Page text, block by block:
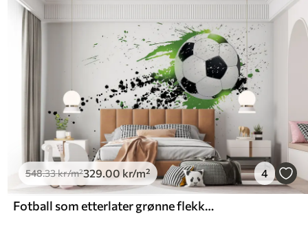
548.33kr/m²329 .00 kr/m² 4
Fotball som etterlater grønne flekker